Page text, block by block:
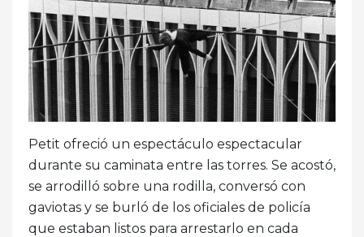
Petit ofreció un espectáculo espectacular
durante su caminata entre las torres. Se acostó,
se arrodilló sobre una rodilla, conversó con
gaviotas y se burló de los oficiales de policía
que estaban listos para arrestarlo en cada